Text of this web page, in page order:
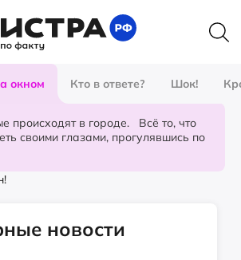
окном Кто в ответе? Шок!
происходят в городе. Всё то, что
своими глазами, прогулявшись по
новости